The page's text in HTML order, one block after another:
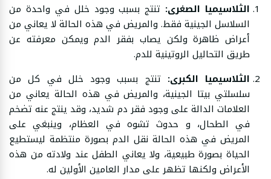
الثلاسيميا الصغرى: تنتج بسبب وجود خلل في واحدة من
السلاسل الجينية فقط. والمريض في هذه الحالة لا يعاني من
أعراض ظاهرة ولكن يصاب بفقر الدم ويمكن معرفته عن
طريق التحاليل الروتينية للدم.
الثلاسيميا الكبرى: تنتج بسبب وجود خلل في كل من
سلسلتي بيتا الجينية، والمريض في هذه الحالة يعاني من
العلامات الدالة على وجود فقر دم شديد، وقد ينتج عنه تضخم
في الطحال، و حدوث تشوه في العظام، وينبغي على
المريض في هذه الحالة نقل الدم بصورة منتظمة ليستطيع
الحياة بصورة طبيعية، ولا يعاني الطفل عند ولادته من هذه
الأعراض ولكنها تظهر على مدار العامين الأولين له.